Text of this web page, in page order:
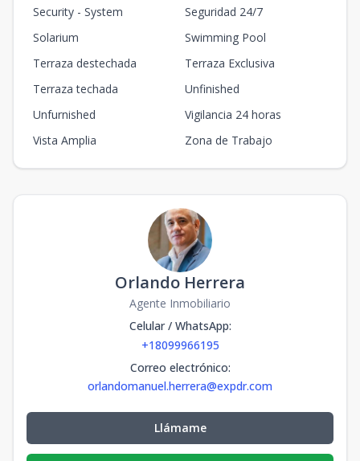
Security - System
Seguridad 24/7
Solarium
Swimming Pool
Terraza destechada
Terraza Exclusiva
Terraza techada
Unfinished
Unfurnished
Vigilancia 24 horas
Vista Amplia
Zona de Trabajo
Orlando Herrera
Agente Inmobiliario
Celular / WhatsApp:
+18099966195
Correo electrónico:
orlandomanuel.herrera@expdr.com
Llámame